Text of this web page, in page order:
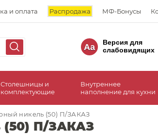
и оплата Распродажа МФ-Бонусы
Aa
Версия для
слабовидящих
Столешницы и
комплектующие
Внутреннее
наполнение для кухни
никель (50) П/ЗАКАЗ
(50) П/ЗАКАЗ